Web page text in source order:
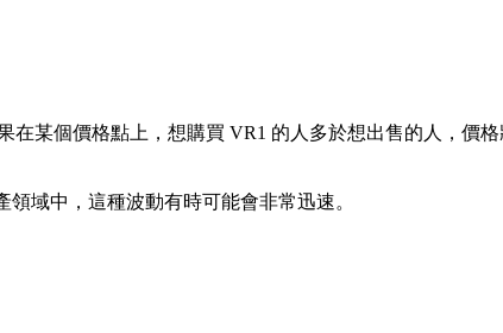
某個價格點上，想購買 VR1 的人多於想出售的人，價
域中，這種波動有時可能會非常迅速。